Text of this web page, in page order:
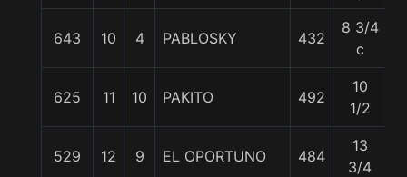
643 10 4 PABLOSKY 432
8 3/4
c
625 11 10 PAKITO 492
10
1/2
529 12 9 EL OPORTUNO 484
13
3/4